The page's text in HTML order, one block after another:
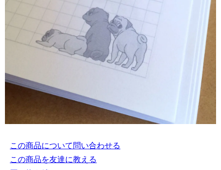
この商品について問い合わせる
この商品を友達に教える